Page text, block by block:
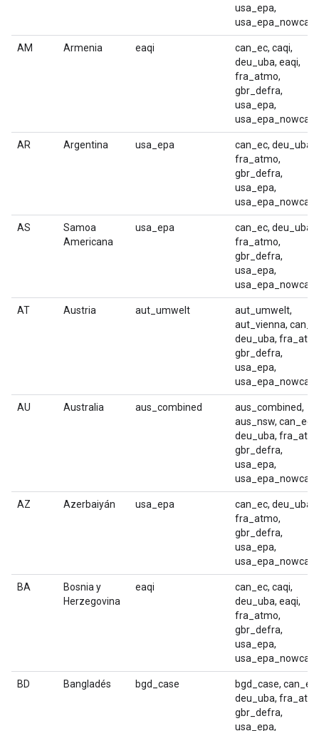
usa_epa,
usa_epa_nowcast
AM Armenia eaqi
can_ec, caqi,
deu_uba, eaqi,
fra_atmo,
gbr_defra,
usa_epa,
usa_epa_nowcast
AR Argentina usa_epa
can_ec, deu_uba,
fra_atmo,
gbr_defra,
usa_epa,
usa_epa_nowcast
AS
Samoa
Americana
usa_epa
can_ec, deu_uba,
fra_atmo,
gbr_defra,
usa_epa,
usa_epa_nowcast
AT Austria aut_umwelt
aut_umwelt,
aut_vienna,
deu_uba,
gbr_defra,
usa_epa,
usa_epa_nowcast
AU Australia aus_combined
aus_combined,
aus_nsw, can_ec,
deu_uba,
gbr_defra,
usa_epa,
usa_epa_nowcast
AZ Azerbaiyán usa_epa
can_ec, deu_uba,
fra_atmo,
gbr_defra,
usa_epa,
usa_epa_nowcast
BA
Bosnia y
Herzegovina
eaqi
can_ec, caqi,
deu_uba, eaqi,
fra_atmo,
gbr_defra,
usa_epa,
usa_epa_nowcast
BD Bangladés bgd_case
bgd_case, can_ec,
deu_uba,
gbr_defra,
usa_epa,